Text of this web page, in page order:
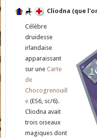
Cliodna (que
Célèbre
druidesse
irlandaise
apparaissant
sur uneCarte
de
Chocogrenouill
e (ES6, sc/6).
Cliodna avait
trois oiseaux
magiques dont